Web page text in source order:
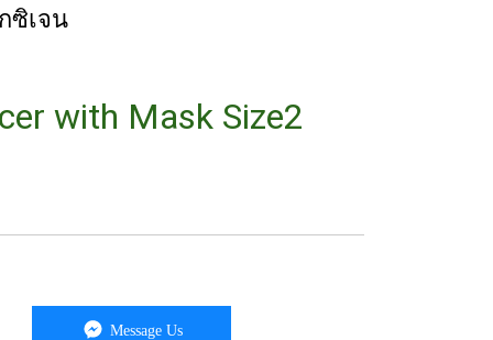
ซิเจน
with Mask Size2
Message Us